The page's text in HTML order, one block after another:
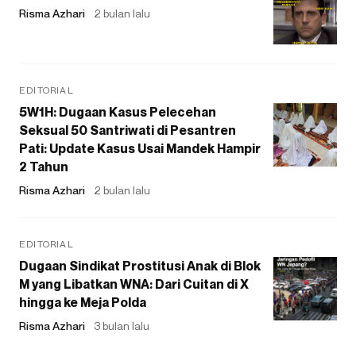
Risma Azhari 2 bulan lalu
EDITORIAL
5W1H: Dugaan Kasus Pelecehan
Seksual 50 Santriwati di Pesantren
Pati: Update Kasus Usai Mandek Hampir
2 Tahun
Risma Azhari 2 bulan lalu
EDITORIAL
Dugaan Sindikat Prostitusi Anak di Blok
M yang Libatkan WNA: Dari Cuitan di X
hingga ke Meja Polda
Risma Azhari 3 bulan lalu